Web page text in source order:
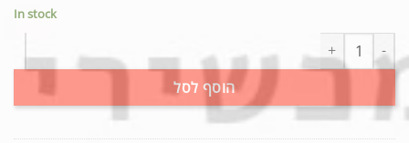
In stock
Arizer Extreme Q Stir Tool quantity
הוסף לסל